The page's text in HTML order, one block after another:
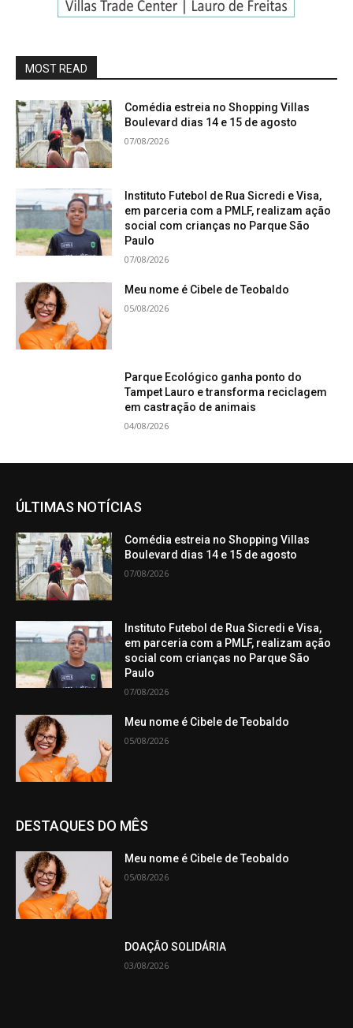
MOST READ
Comédia estreia no Shopping Villas
Boulevard dias 14 e 15 de agosto
07/08/2026
Instituto Futebol de Rua Sicredi e Visa,
em parceria com a PMLF, realizam ação
social com crianças no Parque São
Paulo
07/08/2026
Meu nome é Cibele de Teobaldo
05/08/2026
Parque Ecológico ganha ponto do
Tampet Lauro e transforma reciclagem
em castração de animais
04/08/2026
ÚLTIMAS NOTÍCIAS
Comédia estreia no Shopping Villas
Boulevard dias 14 e 15 de agosto
07/08/2026
Instituto Futebol de Rua Sicredi e Visa,
em parceria com a PMLF, realizam ação
social com crianças no Parque São
Paulo
07/08/2026
Meu nome é Cibele de Teobaldo
05/08/2026
DESTAQUES DO MÊS
Meu nome é Cibele de Teobaldo
05/08/2026
DOAÇÃO SOLIDÁRIA
03/08/2026